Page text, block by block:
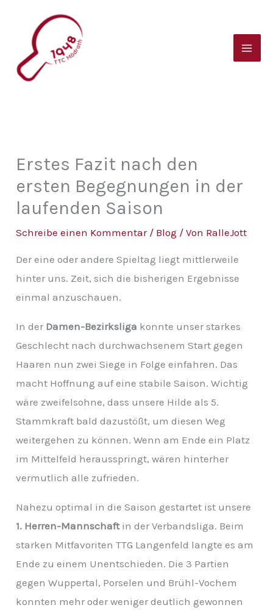
springen
Erstes Fazit nach den
ersten Begegnungen in der
laufenden Saison
Schreibe einen Kommentar / Blog / Von RalleJott
Der eine oder andere Spieltag liegt mittlerweile
hinter uns. Zeit, sich die bisherigen Ergebnisse
einmal anzuschauen.
In der Damen-Bezirksliga konnte unser starkes
Geschlecht nach durchwachsenem Start gegen
Haaren nun zwei Siege in Folge einfahren. Das
macht Hoffnung auf eine stabile Saison. Wichtig
wäre zweifelsohne, dass unsere Hilde als 5.
Stammkraft bald dazustößt, um diesen Weg
weitergehen zu können. Wenn am Ende ein Platz
im Mittelfeld herausspringt, wären hinterher
vermutlich alle zufrieden.
Nahezu optimal in die Saison gestartet ist unsere
1. Herren-Mannschaftin der Verbandsliga. Beim
starken Mitfavoriten TTG Langenfeld langte es am
Ende zu einem Unentschieden. Die 3 Partien
gegen Wuppertal, Porselen und Brühl-Vochem
konnten mehr oder weniger deutlich gewonnen
t
c
h
i
v